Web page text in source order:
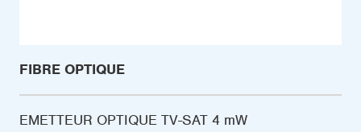
FIBRE OPTIQUE
EMETTEUR OPTIQUE TV-SAT 4 mW